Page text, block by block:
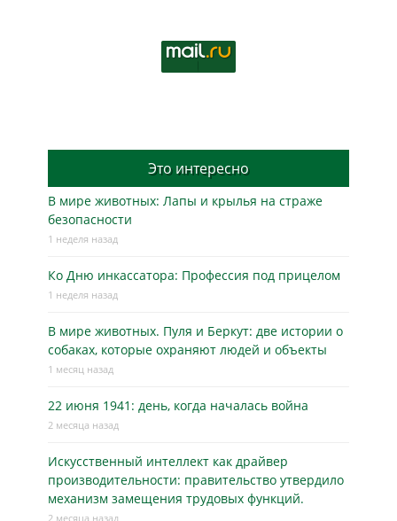
Это интересно
В мире животных: Лапы и крылья на страже
безопасности
1 неделя назад
Ко Дню инкассатора: Профессия под прицелом
1 неделя назад
В мире животных. Пуля и Беркут: две истории о
собаках, которые охраняют людей и объекты
1 месяц назад
22 июня 1941: день, когда началась война
2 месяца назад
Искусственный интеллект как драйвер
производительности: правительство утвердило
механизм замещения трудовых функций.
2 месяца назад